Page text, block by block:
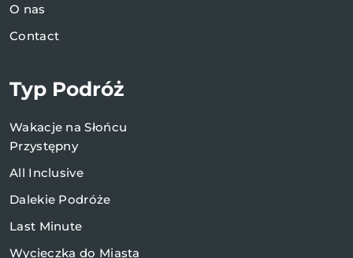
O nas
Contact
Typ Podróż
Wakacje na Słońcu
Przystępny
All Inclusive
Dalekie Podróże
Last Minute
Wycieczka do Miasta